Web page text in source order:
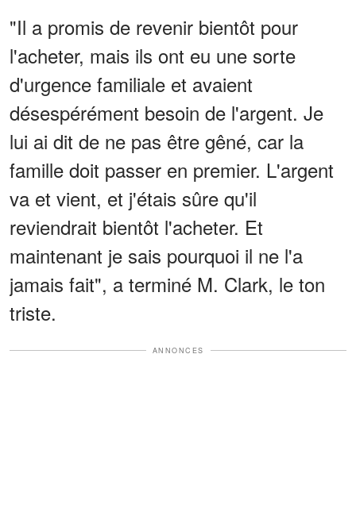
"Il a promis de revenir bientôt pour
l'acheter, mais ils ont eu une sorte
d'urgence familiale et avaient
désespérément besoin de l'argent. Je
lui ai dit de ne pas être gêné, car la
famille doit passer en premier. L'argent
va et vient, et j'étais sûre qu'il
reviendrait bientôt l'acheter. Et
maintenant je sais pourquoi il ne l'a
jamais fait", a terminé M. Clark, le ton
triste.
ANNONCES